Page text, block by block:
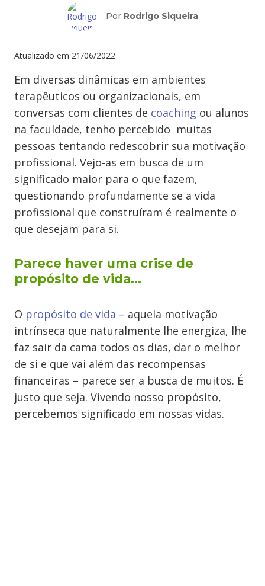
Por Rodrigo Siqueira
Atualizado em 21/06/2022
Em diversas dinâmicas em ambientes
terapêuticos ou organizacionais, em
conversas com clientes de coaching ou alunos
na faculdade, tenho percebido muitas
pessoas tentando redescobrir sua motivação
profissional. Vejo-as em busca de um
significado maior para o que fazem,
questionando profundamente se a vida
profissional que construíram é realmente o
que desejam para si.
Parece haver uma crise de
propósito de vida…
O propósito de vida – aquela motivação
intrínseca que naturalmente lhe energiza, lhe
faz sair da cama todos os dias, dar o melhor
de si e que vai além das recompensas
financeiras – parece ser a busca de muitos. É
justo que seja. Vivendo nosso propósito,
percebemos significado em nossas vidas.